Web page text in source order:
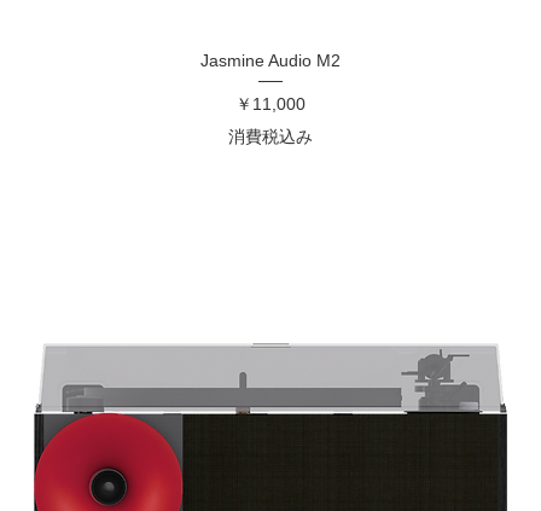
Jasmine Audio M2
価格
￥11,000
消費税込み